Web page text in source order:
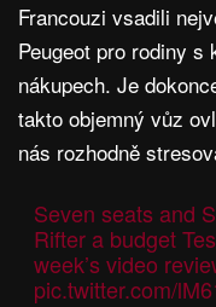
Francouzi vsadili
Peugeot pro rodiny s
nákupech. Je
takto objemný vůz
nás rozhodně
Seven seats and
Rifter a budget
week’s video
pic.twitter.com/